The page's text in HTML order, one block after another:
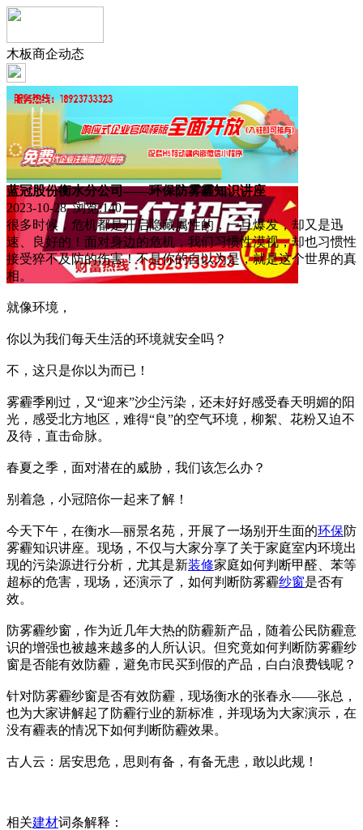
木板商企动态
蓝冠股份衡水分公司——环保防雾霾知识讲座
2023-10-28 浏览:140
很多时候，危机都是开启隐藏属性的，一旦爆发，却又是迅
速、良好的！面对身边的危机，我们习惯性漠视，却也习惯性
接受猝不及防的伤害！不是你的自以为是，就是这个世界的真
相。
就像环境，
你以为我们每天生活的环境就安全吗？
不，这只是你以为而已！
雾霾季刚过，又“迎来”沙尘污染，还未好好感受春天明媚的阳
光，感受北方地区，难得“良”的空气环境，柳絮、花粉又迫不
及待，直击命脉。
春夏之季，面对潜在的威胁，我们该怎么办？
别着急，小冠陪你一起来了解！
今天下午，在衡水—丽景名苑，开展了一场别开生面的环保防
雾霾知识讲座。现场，不仅与大家分享了关于家庭室内环境出
现的污染源进行分析，尤其是新装修家庭如何判断甲醛、苯等
超标的危害，现场，还演示了，如何判断防雾霾纱窗是否有
效。
防雾霾纱窗，作为近几年大热的防霾新产品，随着公民防霾意
识的增强也被越来越多的人所认识。但究竟如何判断防雾霾纱
窗是否能有效防霾，避免市民买到假的产品，白白浪费钱呢？
针对防雾霾纱窗是否有效防霾，现场衡水的张春永——张总，
也为大家讲解起了防霾行业的新标准，并现场为大家演示，在
没有霾表的情况下如何判断防霾效果。
古人云：居安思危，思则有备，有备无患，敢以此规！
相关建材词条解释：